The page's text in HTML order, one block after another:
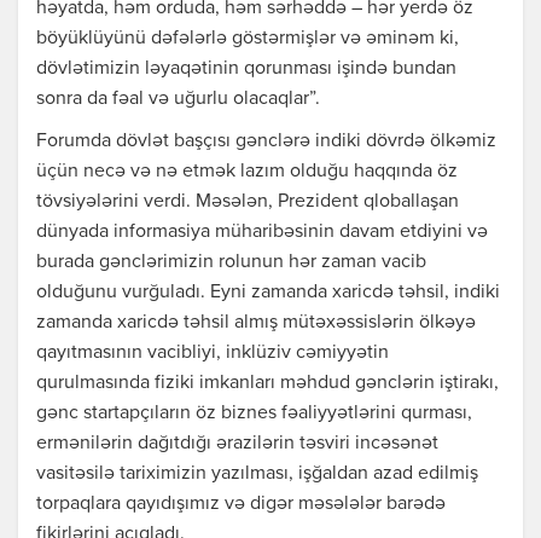
həyatda, həm orduda, həm sərhəddə – hər yerdə öz
böyüklüyünü dəfələrlə göstərmişlər və əminəm ki,
dövlətimizin ləyaqətinin qorunması işində bundan
sonra da fəal və uğurlu olacaqlar”.
Forumda dövlət başçısı gənclərə indiki dövrdə ölkəmiz
üçün necə və nə etmək lazım olduğu haqqında öz
tövsiyələrini verdi. Məsələn, Prezident qloballaşan
dünyada informasiya müharibəsinin davam etdiyini və
burada gənclərimizin rolunun hər zaman vacib
olduğunu vurğuladı. Eyni zamanda xaricdə təhsil, indiki
zamanda xaricdə təhsil almış mütəxəssislərin ölkəyə
qayıtmasının vacibliyi, inklüziv cəmiyyətin
qurulmasında fiziki imkanları məhdud gənclərin iştirakı,
gənc startapçıların öz biznes fəaliyyətlərini qurması,
ermənilərin dağıtdığı ərazilərin təsviri incəsənət
vasitəsilə tariximizin yazılması, işğaldan azad edilmiş
torpaqlara qayıdışımız və digər məsələlər barədə